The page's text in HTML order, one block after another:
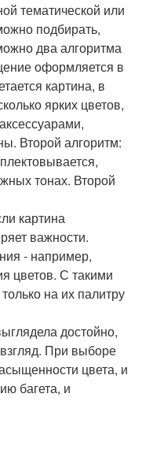
тематической или
подбирать,
два алгоритма
оформляется в
картина, в
ярких цветов,
Второй алгоритм:
тонах. Второй
картина
важности.
- например,
цветов. С такими
на их палитру
достойно,
взгляд. При выборе
цвета, и
багета, и